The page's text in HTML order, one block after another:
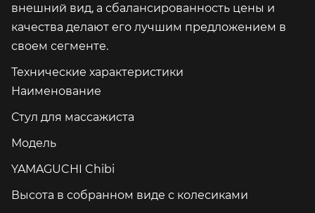
внешний вид, а сбалансированность цены и
качества делают его лучшим предложением в
своем сегменте.
Технические характеристики
Наименование
Стул для массажиста
Модель
YAMAGUCHI Chibi
Высота в собранном виде с колесиками